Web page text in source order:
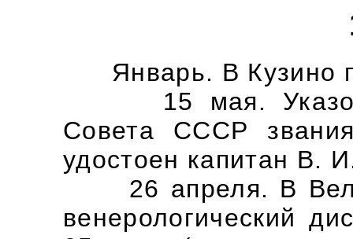
Январь. В Кузино
15 мая. Указом
Совета СССР
удостоен капитан В.
26 апреля. В
венерологический